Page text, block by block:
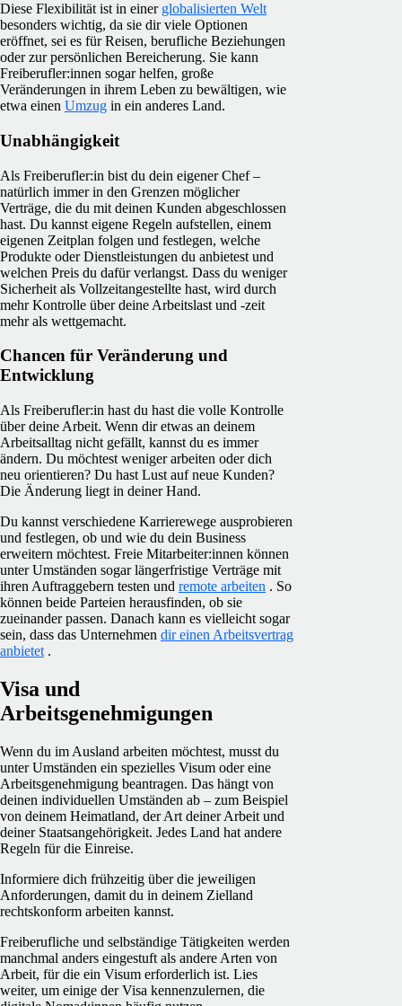
Diese Flexibilität ist in einer globalisierten Welt
besonders wichtig, da sie dir viele Optionen
eröffnet, sei es für Reisen, berufliche Beziehungen
oder zur persönlichen Bereicherung. Sie kann
Freiberufler:innen sogar helfen, große
Veränderungen in ihrem Leben zu bewältigen, wie
etwa einen Umzug in ein anderes Land.
Unabhängigkeit
Als Freiberufler:in bist du dein eigener Chef –
natürlich immer in den Grenzen möglicher
Verträge, die du mit deinen Kunden abgeschlossen
hast. Du kannst eigene Regeln aufstellen, einem
eigenen Zeitplan folgen und festlegen, welche
Produkte oder Dienstleistungen du anbietest und
welchen Preis du dafür verlangst. Dass du weniger
Sicherheit als Vollzeitangestellte hast, wird durch
mehr Kontrolle über deine Arbeitslast und -zeit
mehr als wettgemacht.
Chancen für Veränderung und
Entwicklung
Als Freiberufler:in hast du hast die volle Kontrolle
über deine Arbeit. Wenn dir etwas an deinem
Arbeitsalltag nicht gefällt, kannst du es immer
ändern. Du möchtest weniger arbeiten oder dich
neu orientieren? Du hast Lust auf neue Kunden?
Die Änderung liegt in deiner Hand.
Du kannst verschiedene Karrierewege ausprobieren
und festlegen, ob und wie du dein Business
erweitern möchtest. Freie Mitarbeiter:innen können
unter Umständen sogar längerfristige Verträge mit
ihren Auftraggebern testen und remote arbeiten . So
können beide Parteien herausfinden, ob sie
zueinander passen. Danach kann es vielleicht sogar
sein, dass das Unternehmen dir einen Arbeitsvertrag
anbietet .
Visa und
Arbeitsgenehmigungen
Wenn du im Ausland arbeiten möchtest, musst du
unter Umständen ein spezielles Visum oder eine
Arbeitsgenehmigung beantragen. Das hängt von
deinen individuellen Umständen ab – zum Beispiel
von deinem Heimatland, der Art deiner Arbeit und
deiner Staatsangehörigkeit. Jedes Land hat andere
Regeln für die Einreise.
Informiere dich frühzeitig über die jeweiligen
Anforderungen, damit du in deinem Zielland
rechtskonform arbeiten kannst.
Freiberufliche und selbständige Tätigkeiten werden
manchmal anders eingestuft als andere Arten von
Arbeit, für die ein Visum erforderlich ist. Lies
weiter, um einige der Visa kennenzulernen, die